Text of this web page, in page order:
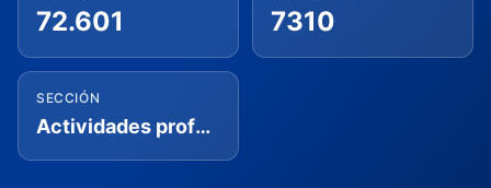
72.601 7310
SECCIÓN
Actividades profesionales, científicas y técnicas